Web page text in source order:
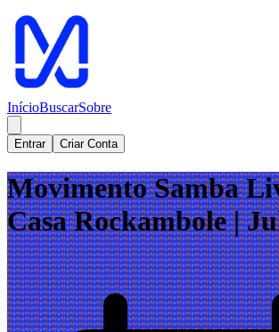
InícioBuscarSobre
Entrar Criar Conta
Movimento Samba
Casa Rockambole |